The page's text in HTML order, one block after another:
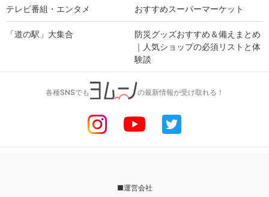
テレビ番組・エンタメ おすすめスーパーマーケット
「道の駅」大集合
防災グッズおすすめ＆備えまとめ
｜人気ショップの必須リストと体
験談
各種SNSでも の最新情報が受け取れる！
■運営会社